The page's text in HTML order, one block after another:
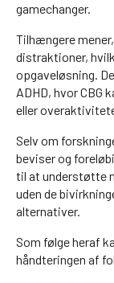
gamechanger.
Tilhængere
distraktioner,
opgaveløsning.
ADHD, hvor CBG
eller
Selv om
beviser og
til at understøtte
uden de
alternativer.
Som følge heraf
håndteringen af